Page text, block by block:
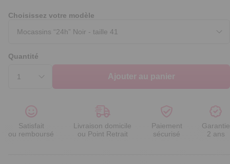
Choisissez votre modèle
Quantité
Ajouter au panier
Satisfait
ou remboursé
Livraison domicile
ou Point Retrait
Paiement
sécurisé
Garantie
2 ans